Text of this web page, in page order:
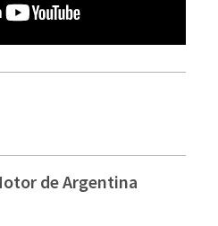
de Argentina